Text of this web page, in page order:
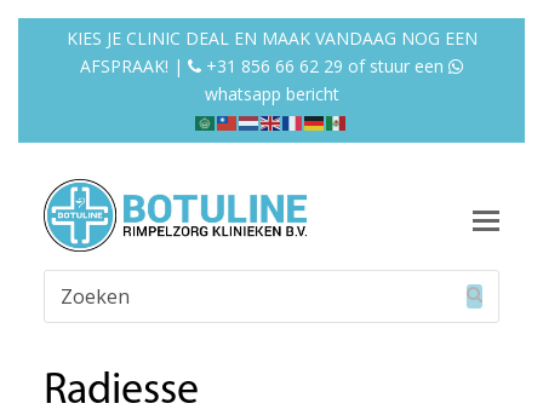
KIES JE CLINIC DEAL EN MAAK VANDAAG NOG EEN
AFSPRAAK! |
+31 856 66 62 29 of stuur een
whatsapp bericht
Zoeken
Radiesse